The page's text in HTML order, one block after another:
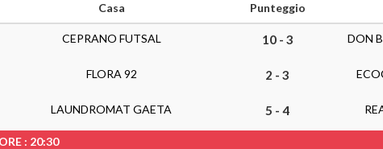
Casa
Punteggio
CEPRANO FUTSAL 10 - 3 DON
FLORA 92 2 - 3
LAUNDROMAT GAETA 5 - 4
ORE : 20:30